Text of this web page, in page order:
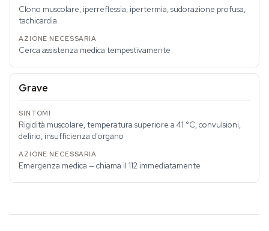
Clono muscolare, iperreflessia, ipertermia, sudorazione profusa,
tachicardia
Cerca assistenza medica tempestivamente
Grave
Rigidità muscolare, temperatura superiore a 41 °C, convulsioni,
delirio, insufficienza d'organo
Emergenza medica — chiama il 112 immediatamente